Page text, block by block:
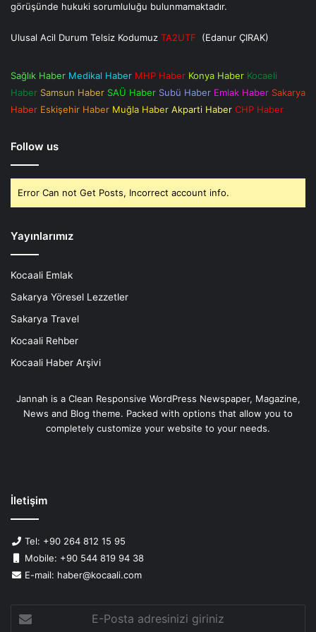
görüşünde hukuki sorumluluğu bulunmamaktadır.
Ulusal Acil Durum Telsiz Kodumuz TA2UTF (Edanur ÇIRAK)
Sağlık Haber Medikal Haber MHP Haber Konya Haber Kocaeli
Haber Samsun Haber SAÜ Haber Subü Haber Emlak Haber Sakarya
Haber Eskişehir Haber Muğla Haber Akparti Haber CHP Haber
Follow us
Error Can not Get Posts, Incorrect account info.
Yayınlarımız
Kocaali Emlak
Sakarya Yöresel Lezzetler
Sakarya Travel
Kocaali Rehber
Kocaali Haber Arşivi
Jannah is a Clean Responsive WordPress Newspaper, Magazine,
News and Blog theme. Packed with options that allow you to
completely customize your website to your needs.
İletişim
Tel: +90 264 812 15 95
Mobile: +90 544 819 94 38
E-mail: haber@kocaali.com
Posta